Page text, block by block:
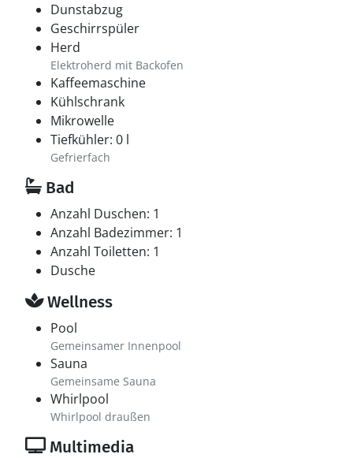
Dunstabzug
Geschirrspüler
Herd
Elektroherd mit Backofen
Kaffeemaschine
Kühlschrank
Mikrowelle
Tiefkühler: 0 l
Gefrierfach
Bad
Anzahl Duschen: 1
Anzahl Badezimmer: 1
Anzahl Toiletten: 1
Dusche
Wellness
Pool
Gemeinsamer Innenpool
Sauna
Gemeinsame Sauna
Whirlpool
Whirlpool draußen
Multimedia